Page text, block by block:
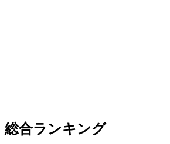
総合ランキング